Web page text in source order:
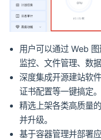
用户可以通过 Web
监控、文件管理、数
深度集成开源建站软
证书配置等一键搞定。
精选上架各类高质量
并升级。
基于容器管理并部署